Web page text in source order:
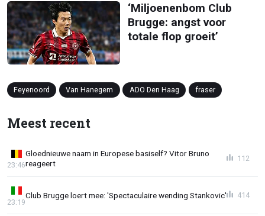
‘Miljoenenbom Club
Brugge: angst voor
totale flop groeit’
Feyenoord Van Hanegem ADO Den Haag fraser
Meest recent
Gloednieuwe naam in Europese basiself? Vitor Bruno
reageert
23:46
112
Club Brugge loert mee: 'Spectaculaire wending Stankovic'
23:19
414